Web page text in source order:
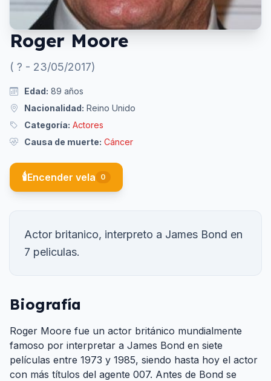
Roger Moore
( ? - 23/05/2017)
Edad: 89 años
Nacionalidad: Reino Unido
Categoría: Actores
Causa de muerte: Cáncer
🕯️Encender vela 0
Actor britanico, interpreto a James Bond en
7 peliculas.
Biografía
Roger Moore fue un actor británico mundialmente
famoso por interpretar a James Bond en siete
películas entre 1973 y 1985, siendo hasta hoy el actor
con más títulos del agente 007. Antes de Bond se